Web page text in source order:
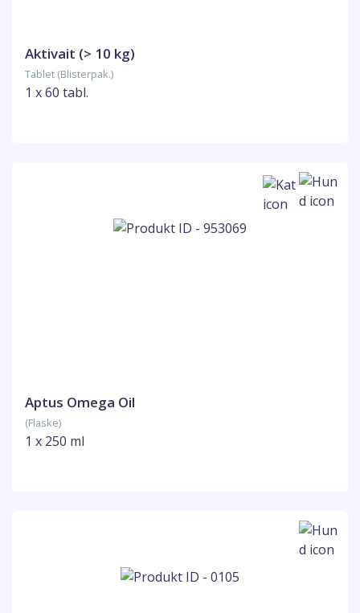
Aktivait (> 10 kg)
Tablet (Blisterpak.)
1 x 60 tabl.
Aptus Omega Oil
(Flaske)
1 x 250 ml